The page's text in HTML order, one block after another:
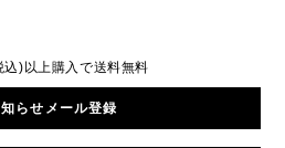
)以上購入で送料無料
らせメール登録